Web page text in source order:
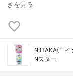
きを見る
NIITAKA(ニイ
Nスター